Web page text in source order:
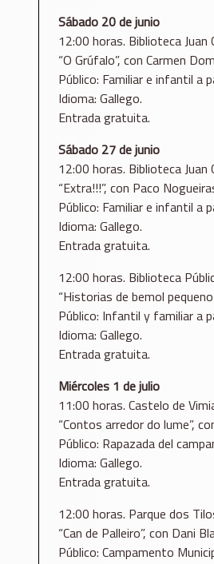
Sábado 20 de junio
12:00 horas. Biblioteca Juan
“O Grúfalo”, con Carmen
Público: Familiar e infantil a
Idioma: Gallego.
Entrada gratuita.
Sábado 27 de junio
12:00 horas. Biblioteca Juan
“Extra!!!”, con Paco
Público: Familiar e infantil a
Idioma: Gallego.
Entrada gratuita.
12:00 horas. Biblioteca
“Historias de bemol
Público: Infantil y familiar a
Idioma: Gallego.
Entrada gratuita.
Miércoles 1 de julio
11:00 horas. Castelo de
“Contos arredor do lume”,
Público: Rapazada del
Idioma: Gallego.
Entrada gratuita.
12:00 horas. Parque dos
“Can de Palleiro”, con Dani
Público: Campamento